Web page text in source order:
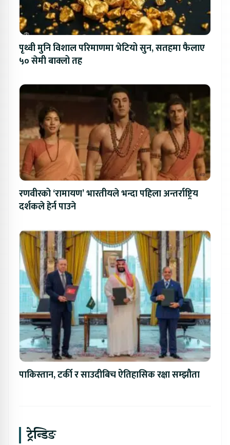
पृथ्वी मुनि विशाल परिमाणमा भेटियो सुन, सतहमा फैलाए
५० सेमी बाक्लो तह
रणवीरको ‘रामायण’ भारतीयले भन्दा पहिला अन्तर्राष्ट्रिय
दर्शकले हेर्न पाउने
पाकिस्तान, टर्की र साउदीबिच ऐतिहासिक रक्षा सम्झौता
ट्रेन्डिङ